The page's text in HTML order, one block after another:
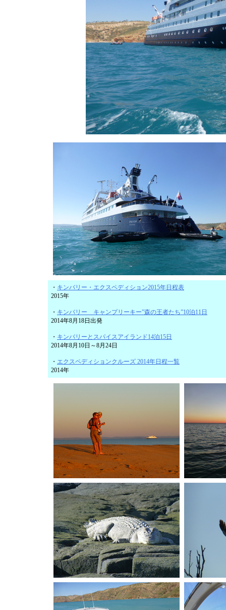
・ キンバリー・エクスペディション2015年日程表
2015年
・ キンバリー キャンプリーキー”森の王者たち”10泊11日
2014年8月18日出発
・ キンバリーとスパイスアイランド14泊15日
2014年8月10日～8月24日
・ エクスペディションクルーズ 2014年日程一覧
2014年